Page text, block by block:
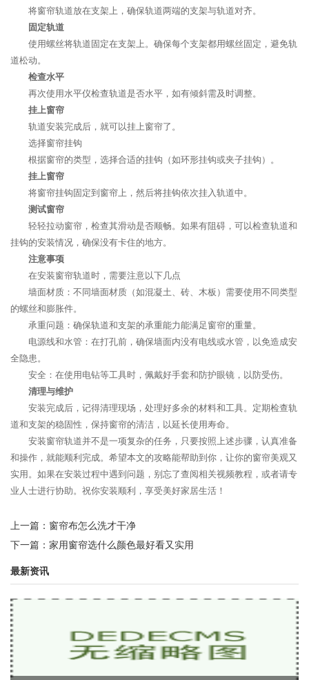
将窗帘轨道放在支架上，确保轨道两端的支架与轨道对齐。
固定轨道
使用螺丝将轨道固定在支架上。确保每个支架都用螺丝固定，避免轨
道松动。
检查水平
再次使用水平仪检查轨道是否水平，如有倾斜需及时调整。
挂上窗帘
轨道安装完成后，就可以挂上窗帘了。
选择窗帘挂钩
根据窗帘的类型，选择合适的挂钩（如环形挂钩或夹子挂钩）。
挂上窗帘
将窗帘挂钩固定到窗帘上，然后将挂钩依次挂入轨道中。
测试窗帘
轻轻拉动窗帘，检查其滑动是否顺畅。如果有阻碍，可以检查轨道和
挂钩的安装情况，确保没有卡住的地方。
注意事项
在安装窗帘轨道时，需要注意以下几点
墙面材质：不同墙面材质（如混凝土、砖、木板）需要使用不同类型
的螺丝和膨胀件。
承重问题：确保轨道和支架的承重能力能满足窗帘的重量。
电源线和水管：在打孔前，确保墙面内没有电线或水管，以免造成安
全隐患。
安全：在使用电钻等工具时，佩戴好手套和防护眼镜，以防受伤。
清理与维护
安装完成后，记得清理现场，处理好多余的材料和工具。定期检查轨
道和支架的稳固性，保持窗帘的清洁，以延长使用寿命。
安装窗帘轨道并不是一项复杂的任务，只要按照上述步骤，认真准备
和操作，就能顺利完成。希望本文的攻略能帮助到你，让你的窗帘美观又
实用。如果在安装过程中遇到问题，别忘了查阅相关视频教程，或者请专
业人士进行协助。祝你安装顺利，享受美好家居生活！
上一篇： 窗帘布怎么洗才干净
下一篇： 家用窗帘选什么颜色最好看又实用
最新资讯